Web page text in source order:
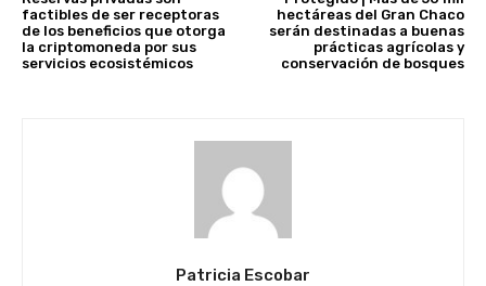
factibles de ser receptoras
de los beneficios que otorga
la criptomoneda por sus
servicios ecosistémicos
hectáreas del Gran Chaco
serán destinadas a buenas
prácticas agrícolas y
conservación de bosques
Patricia Escobar